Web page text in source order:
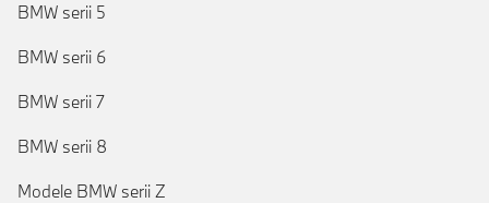
BMW serii 5
BMW serii 6
BMW serii 7
BMW serii 8
Modele BMW serii Z